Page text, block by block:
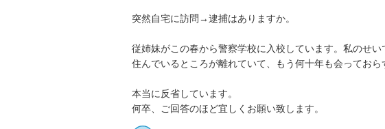
突然自宅に訪問→逮捕はありますか。
従姉妹がこの春から警察学校に入校しています。私のせい
住んでいるところが離れていて、もう何十年も会っておら
本当に反省しています。
何卒、ご回答のほど宜しくお願い致します。